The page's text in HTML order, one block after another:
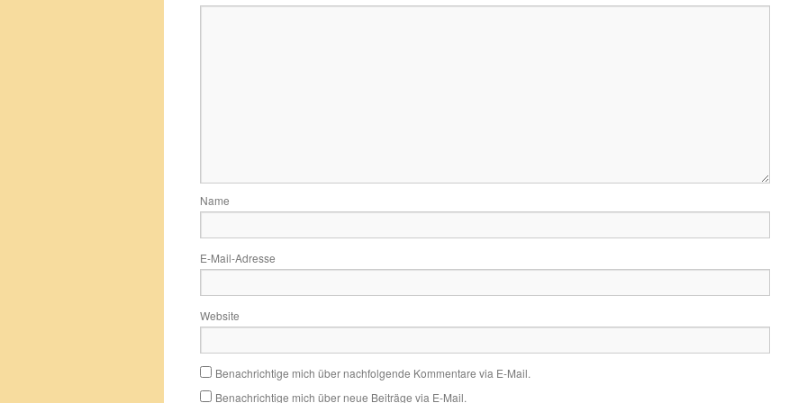
Name
E-Mail-Adresse
Website
Benachrichtige mich über nachfolgende Kommentare via E-Mail.
Benachrichtige mich über neue Beiträge via E-Mail.